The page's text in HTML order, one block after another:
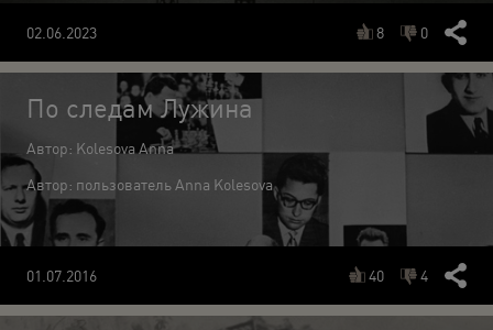
02.06.2023 8 0
По следам Лужина
Автор: Kolesova Anna
Автор: пользователь Anna Kolesova
01.07.2016 40 4